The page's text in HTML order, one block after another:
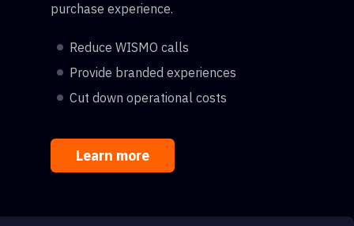
purchase experience.
Reduce WISMO calls
Provide branded experiences
Cut down operational costs
Learn more